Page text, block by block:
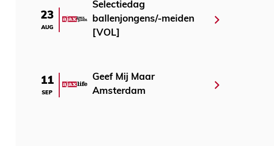
23
AUG
Selectiedag
ballenjongens/-meiden
[VOL]
11
SEP
Geef Mij Maar
Amsterdam